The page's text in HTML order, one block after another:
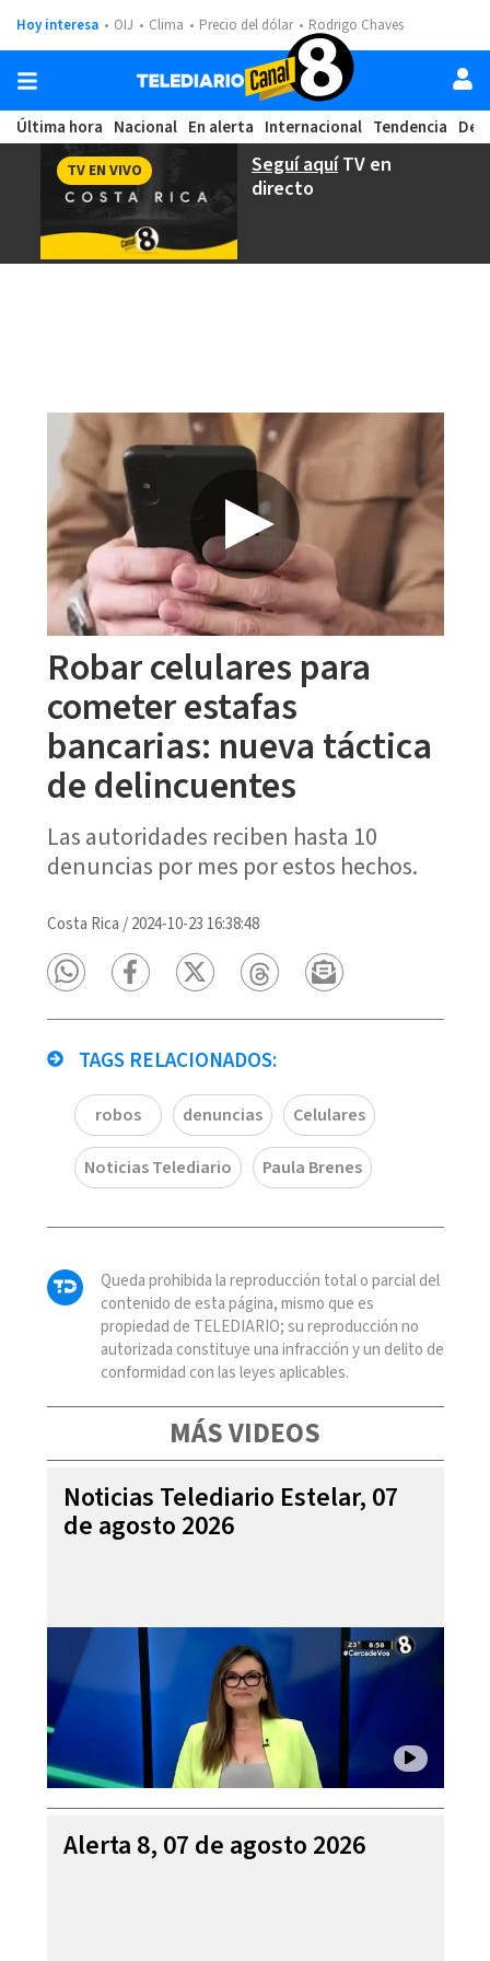
Hoy interesa OIJ Clima Precio del dólar Rodrigo Chaves
Última hora Nacional En alerta Internacional Tendencia
Seguí aquíTV en
directo
TV EN VIVO
Robar celulares para
cometer estafas
bancarias: nueva táctica
de delincuentes
Las autoridades reciben hasta 10
denuncias por mes por estos hechos.
Costa Rica /2024-10-23 16:38:48
TAGS RELACIONADOS:
robos denuncias Celulares
Noticias Telediario Paula Brenes
Queda prohibida la reproducción total o parcial del
contenido de esta página, mismo que es
propiedad de TELEDIARIO; su reproducción no
autorizada constituye una infracción y un delito de
conformidad con las leyes aplicables.
MÁS VIDEOS
Noticias Telediario Estelar, 07
de agosto 2026
Alerta 8, 07 de agosto 2026